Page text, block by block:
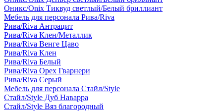
Оникс/Onix Тиквуд светлый/Белый бриллиант
Мебель для персонала Рива/Riva
Рива/Riva Антрацит
Рива/Riva Клен/Металлик
Рива/Riva Венге Цаво
Рива/Riva Клен
Рива/Riva Белый
Рива/Riva Орех Гварнери
Рива/Riva Серый
Мебель для персонала Стайл/Style
Стайл/Style Дуб Наварра
Стайл/Style Вяз благородный